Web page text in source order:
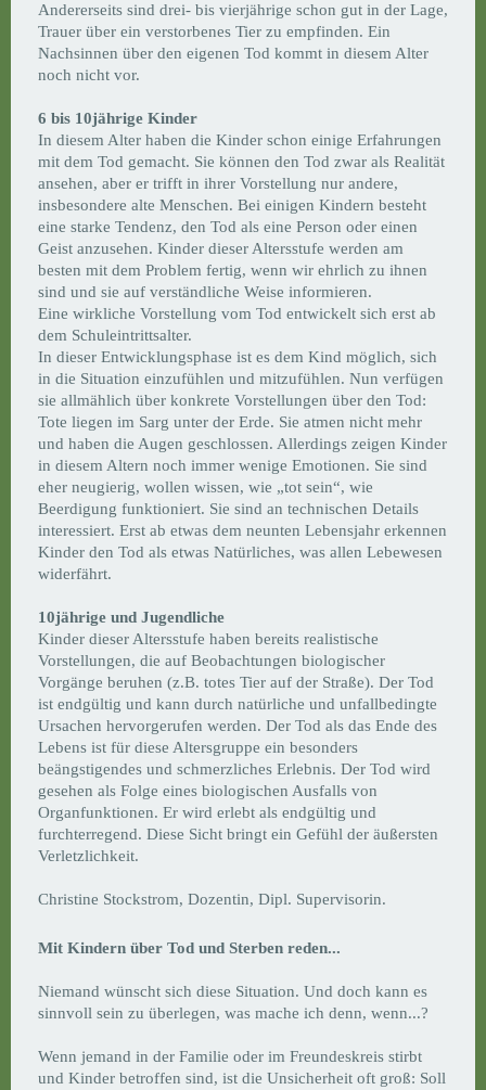
Andererseits sind drei- bis vierjährige schon gut in der Lage,
Trauer über ein verstorbenes Tier zu empfinden. Ein
Nachsinnen über den eigenen Tod kommt in diesem Alter
noch nicht vor.
6 bis 10jährige Kinder
In diesem Alter haben die Kinder schon einige Erfahrungen
mit dem Tod gemacht. Sie können den Tod zwar als Realität
ansehen, aber er trifft in ihrer Vorstellung nur andere,
insbesondere alte Menschen. Bei einigen Kindern besteht
eine starke Tendenz, den Tod als eine Person oder einen
Geist anzusehen. Kinder dieser Altersstufe werden am
besten mit dem Problem fertig, wenn wir ehrlich zu ihnen
sind und sie auf verständliche Weise informieren.
Eine wirkliche Vorstellung vom Tod entwickelt sich erst ab
dem Schuleintrittsalter.
In dieser Entwicklungsphase ist es dem Kind möglich, sich
in die Situation einzufühlen und mitzufühlen. Nun verfügen
sie allmählich über konkrete Vorstellungen über den Tod:
Tote liegen im Sarg unter der Erde. Sie atmen nicht mehr
und haben die Augen geschlossen. Allerdings zeigen Kinder
in diesem Altern noch immer wenige Emotionen. Sie sind
eher neugierig, wollen wissen, wie „tot sein“, wie
Beerdigung funktioniert. Sie sind an technischen Details
interessiert. Erst ab etwas dem neunten Lebensjahr erkennen
Kinder den Tod als etwas Natürliches, was allen Lebewesen
widerfährt.
10jährige und Jugendliche
Kinder dieser Altersstufe haben bereits realistische
Vorstellungen, die auf Beobachtungen biologischer
Vorgänge beruhen (z.B. totes Tier auf der Straße). Der Tod
ist endgültig und kann durch natürliche und unfallbedingte
Ursachen hervorgerufen werden. Der Tod als das Ende des
Lebens ist für diese Altersgruppe ein besonders
beängstigendes und schmerzliches Erlebnis. Der Tod wird
gesehen als Folge eines biologischen Ausfalls von
Organfunktionen. Er wird erlebt als endgültig und
furchterregend. Diese Sicht bringt ein Gefühl der äußersten
Verletzlichkeit.
Christine Stockstrom, Dozentin, Dipl. Supervisorin.
Mit Kindern über Tod und Sterben reden...
Niemand wünscht sich diese Situation. Und doch kann es
sinnvoll sein zu überlegen, was mache ich denn, wenn...?
Wenn jemand in der Familie oder im Freundeskreis stirbt
und Kinder betroffen sind, ist die Unsicherheit oft groß: Soll